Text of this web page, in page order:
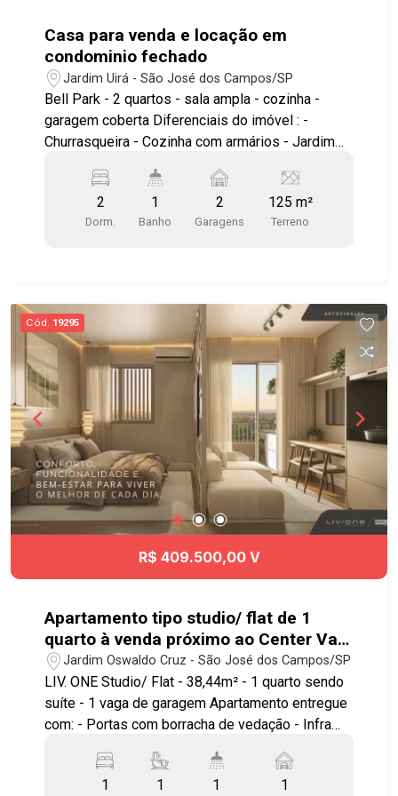
Casa para venda e locação em
condominio fechado
Jardim Uirá - São José dos Campos/SP
Bell Park - 2 quartos - sala ampla - cozinha -
garagem coberta Diferenciais do imóvel : -
Churrasqueira - Cozinha com armários - Jardim
localização, facil acesso as principais vias da
2
Dorm.
1
Banho
2
Garagens
125 m²
Terreno
Cód. 19295
R$ 409.500,00 V
Apartamento tipo studio/ flat de 1
quarto à venda próximo ao Center Vale
em São José dos Campos | Liv.One
Jardim Oswaldo Cruz - São José dos Campos/SP
LIV. ONE Studio/ Flat - 38,44m² - 1 quarto sendo
suíte - 1 vaga de garagem Apartamento entregue
com: - Portas com borracha de vedação - Infra
- Área de serviço integrada a varanda - Ponto
elétrico para churrasqueira grill - Janela com
1 1 1 1